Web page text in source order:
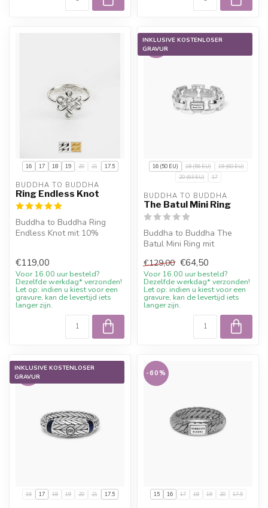
16 17 18 19 20 21 17.5
BUDDHA TO BUDDHA
Ring Endless Knot
Buddha to Buddha Ring
Endless Knot mit 10%
€119,00
Voor 16.00 uur besteld?
Dezelfde werkdag* verzonden!
Let op: indien u kiest voor een
gravure, kan de levertijd iets
langer zijn.
INKLUSIVE KOSTENLOSER
GRAVUR
16 (50 EU) 18 (56 EU)
19 (60 EU)
20 (63 EU)
17
-50%
BUDDHA TO BUDDHA
The Batul Mini Ring
Buddha to Buddha The
Batul Mini Ring mit
Willkommensra...
€129,00 €64,50
Voor 16.00 uur besteld?
Dezelfde werkdag* verzonden!
Let op: indien u kiest voor een
gravure, kan de levertijd iets
langer zijn.
INKLUSIVE KOSTENLOSER
GRAVUR
16 17 18 19 20 21 17.5
-60%
15 16 17 18 19 20 17.5
-60%